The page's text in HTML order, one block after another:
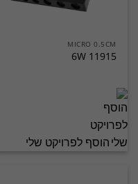
MICRO 0.5CM
11915 6W
הוסף לפרויקט שלי